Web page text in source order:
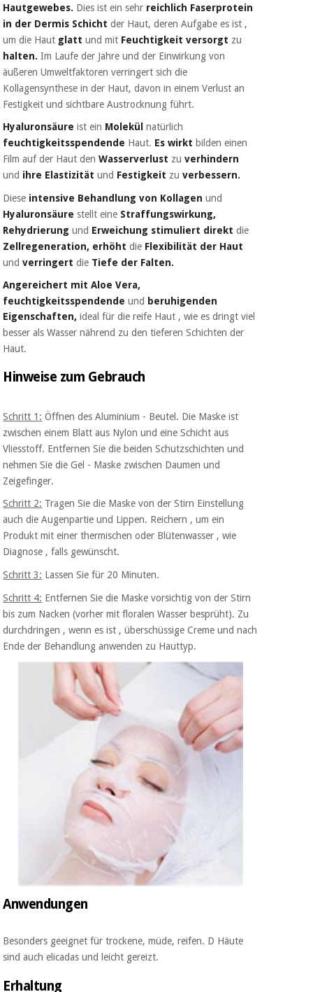
Orthopädie
Chirurgische
instrumente
(ausverkauf)
Hautgewebes. Dies ist ein sehr reichlich Faserprotein
in der Dermis Schicht der Haut, deren Aufgabe esist ,
um die Haut glatt und mit Feuchtigkeit versorgt zu
halten. Im Laufe der Jahre und der Einwirkung von
äußeren Umweltfaktoren verringert sich die
Kollagensynthese in der Haut, davon in einem Verlust an
Festigkeit und sichtbare Austrocknungführt.
Hyaluronsäure ist ein Molekül natürlich
feuchtigkeitsspendende Haut. Es wirkt bilden einen
Film auf der Haut denWasserverlust zuverhindern
und ihre Elastizität und Festigkeit zuverbessern.
Diese intensive Behandlung von Kollagen und
Hyaluronsäure stellt eine Straffungswirkung,
Rehydrierung und Erweichung stimuliert direkt die
Zellregeneration, erhöht die Flexibilität der Haut
undverringert die Tiefe der Falten.
Angereichert mit Aloe Vera,
feuchtigkeitsspendende und beruhigenden
Eigenschaften, ideal für diereife Haut ,wie es dringt viel
besser als Wasser nährend zu den tieferen Schichten der
Haut.
Hinweise zum Gebrauch
Schritt 1: Öffnen des Aluminium - Beutel. Die Maske ist
zwischen einem Blatt aus Nylonund eine Schicht aus
Vliesstoff. Entfernen Sie die beiden Schutzschichten und
nehmen Siedie Gel - Maske zwischen Daumen und
Zeigefinger.
Schritt 2: Tragen Sie die Maske von der Stirn Einstellung
auch die Augenpartie und Lippen. Reichern ,um ein
Produkt mit einerthermischen oder Blütenwasser ,wie
Diagnose ,falls gewünscht.
Schritt 3: Lassen Sie für 20 Minuten.
Schritt 4: Entfernen Sie die Maske vorsichtig von der Stirn
bis zum Nacken(vorher mit floralen Wasser besprüht). Zu
durchdringen ,wenn es ist ,überschüssige Creme und nach
Ende der Behandlung anwenden zu Hauttyp.
Anwendungen
Besonders geeignet für trockene, müde, reifen. D Häute
sind auchelicadas und leicht gereizt.
Erhaltung